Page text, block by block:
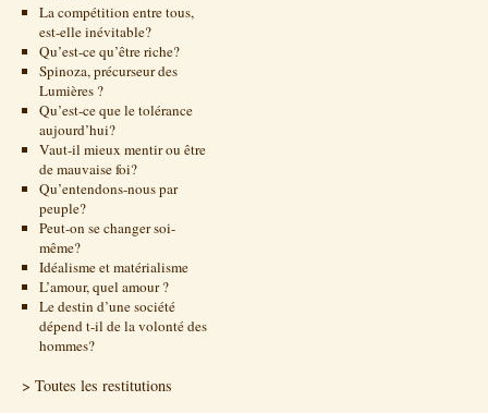
La compétition entre tous,
est-elle inévitable?
Qu’est-ce qu’être riche?
Spinoza, précurseur des
Lumières ?
Qu’est-ce que le tolérance
aujourd’hui?
Vaut-il mieux mentir ou être
de mauvaise foi?
Qu’entendons-nous par
peuple?
Peut-on se changer soi-
même?
Idéalisme et matérialisme
L’amour, quel amour ?
Le destin d’une société
dépend t-il de la volonté des
hommes?
> Toutes les restitutions